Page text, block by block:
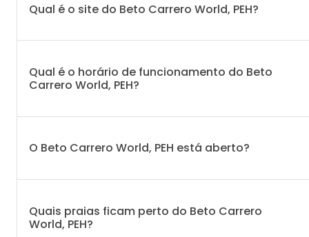
Qual é o site do Beto Carrero World, PEH?
Qual é o horário de funcionamento do Beto
Carrero World, PEH?
O Beto Carrero World, PEH está aberto?
Quais praias ficam perto do Beto Carrero
World, PEH?